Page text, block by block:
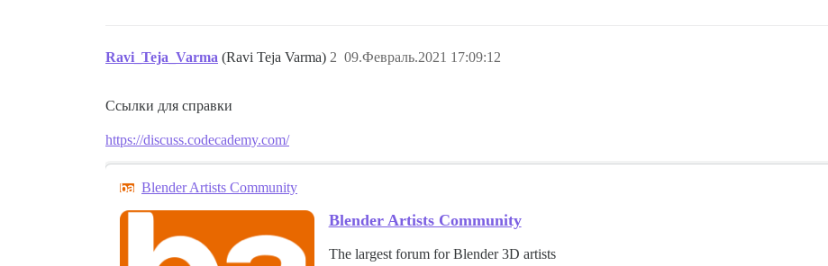
Ravi_Teja_Varma (Ravi Teja Varma) 09.Февраль.2021 17:09:12
2
Ссылки для справки
https://discuss.codecademy.com/
Blender Artists Community
Blender Artists Community
The largest forum for Blender 3D artists